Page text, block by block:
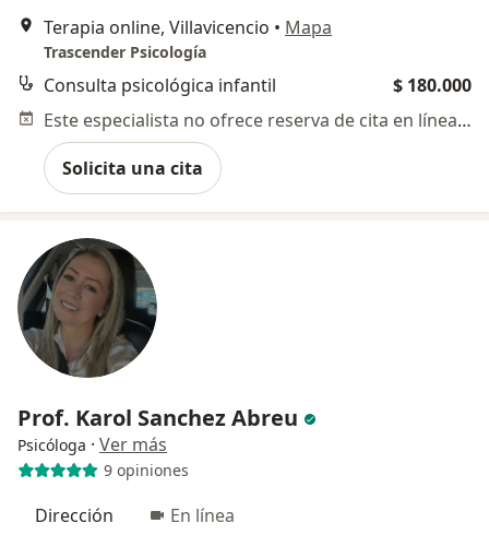
Terapia online, Villavicencio • Mapa
Trascender Psicología
Consulta psicológica infantil
$ 180.000
Este especialista no ofrece reserva de cita en línea en esta dirección.
Solicita una cita
Prof. Karol Sanchez Abreu
Psicóloga · Ver más
9 opiniones
Dirección En línea